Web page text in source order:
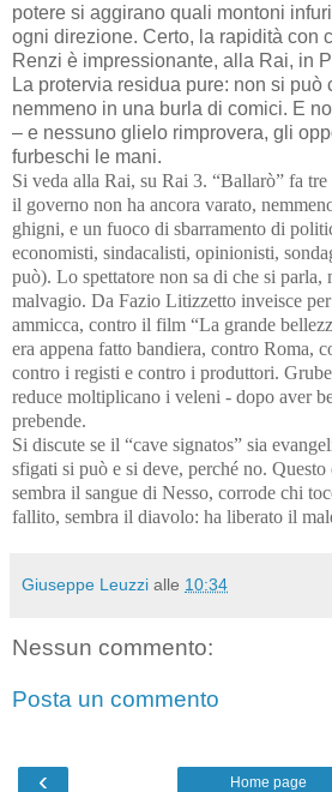
potere si aggirano quali montoni
ogni direzione. Certo, la rapidità con
Renzi è impressionante, alla Rai, in
La protervia residua pure: non si può
nemmeno in una burla di comici. E
– e nessuno glielo rimprovera, gli
furbeschi le mani.
Si veda alla Rai, su Rai 3. “Ballarò” fa
il governo non ha ancora varato,
ghigni, e un fuoco di sbarramento di
economisti, sindacalisti, opinionisti,
può). Lo spettatore non sa di che si parla,
malvagio. Da Fazio Litizzetto inveisce per
ammicca, contro il film “La grande
era appena fatto bandiera, contro Roma,
contro i registi e contro i produttori.
reduce moltiplicano i veleni - dopo aver
prebende.
Si discute se il “cave signatos” sia
sfigati si può e si deve, perché no. Questo
sembra il sangue di Nesso, corrode chi
fallito, sembra il diavolo: ha liberato il
Giuseppe Leuzzi alle 10:34
Nessun commento:
Posta un commento
‹ Home page